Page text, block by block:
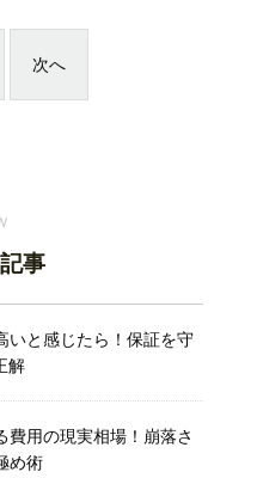
次へ
事
いと感じたら！保証を守
解
費用の現実相場！崩落さ
め術